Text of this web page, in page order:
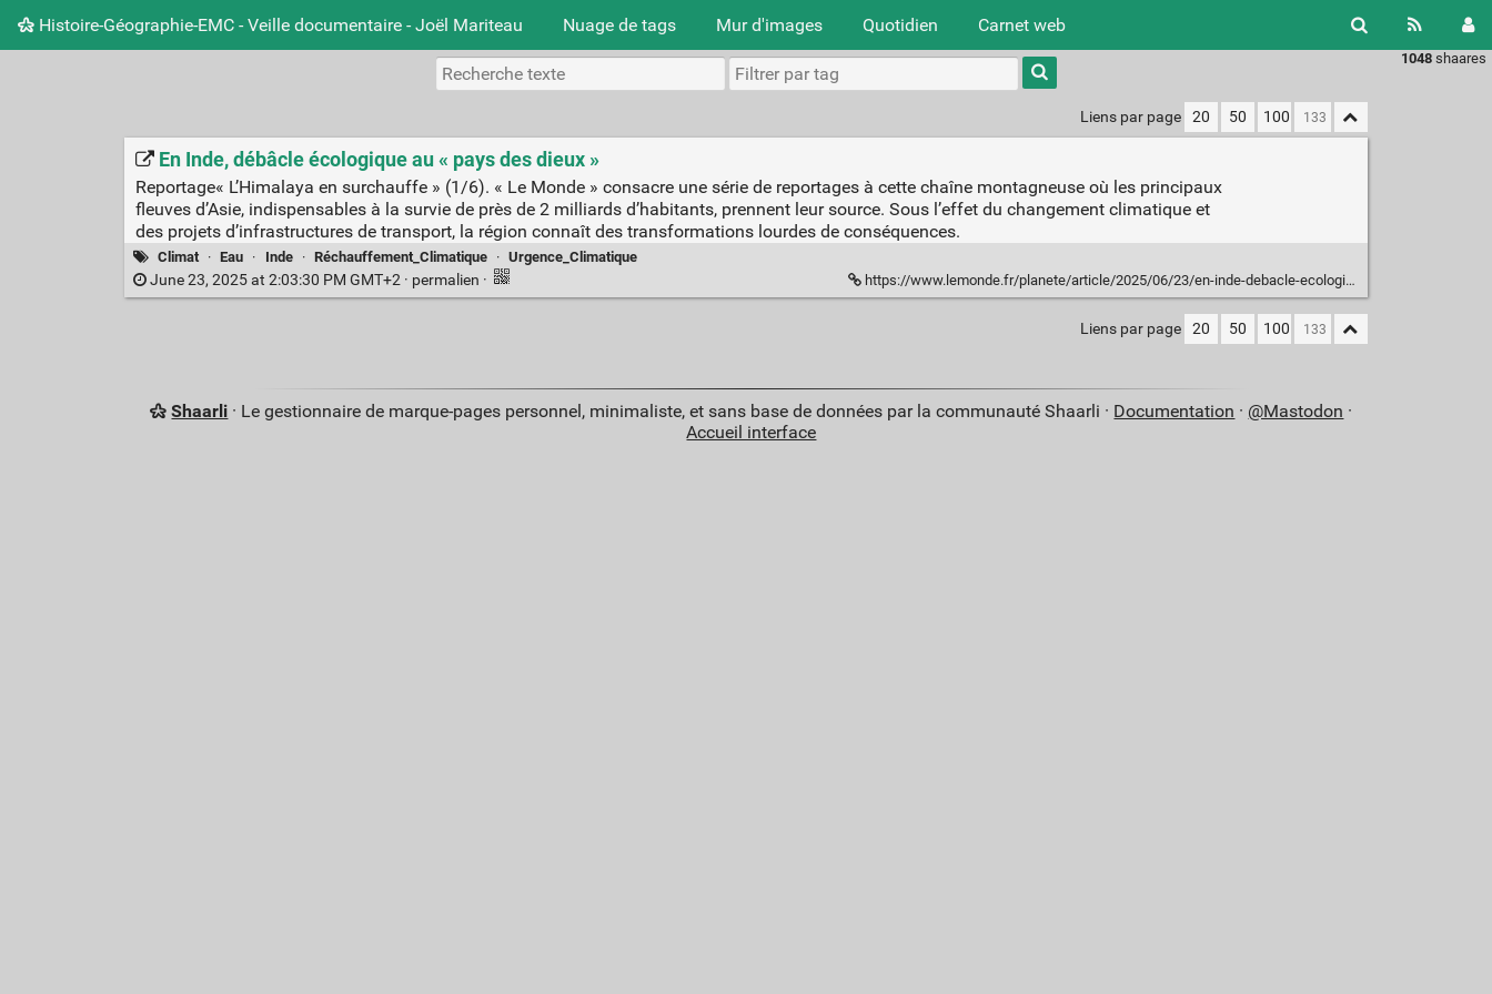
Histoire-Géographie-EMC - Veille documentaire - Joël Mariteau Nuage de tags Mur d'images Quotidien Carnet web
1048 shaares
Type 1 or
more
charactersLiens par page 20 50 100
En Inde, débâcle écologique au « pays des dieux »
Reportage« L’Himalaya en surchauffe » (1/6). « Le Monde » consacre une série de reportages à cette chaîne montagneuse où les principaux
fleuves d’Asie, indispensables à la survie de près de 2 milliards d’habitants, prennent leur source. Sous l’effet du changement climatique et
des projets d’infrastructures de transport, la région connaît des transformations lourdes de conséquences.
Climat · Eau · Inde · Réchauffement_Climatique · Urgence_Climatique
June 23, 2025 at 2:03:30 PM GMT+2 · permalien · https://www.lemonde.fr/planete/article/2025/06/23/en-inde-debacle-ecologique-au-pays-des-dieux_6615390_3244.html
Liens par page 20 50 100
Shaarli · Le gestionnaire de marque-pages personnel, minimaliste, et sans base de données par la communauté Shaarli · Documentation · @Mastodon ·
Accueil interface